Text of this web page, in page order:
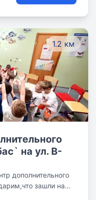
1.2 км
на ул. В-
дополнительного
зашли на